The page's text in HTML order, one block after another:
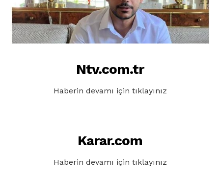
Ntv.com.tr
Haberin devamı için tıklayınız
Karar.com
Haberin devamı için tıklayınız